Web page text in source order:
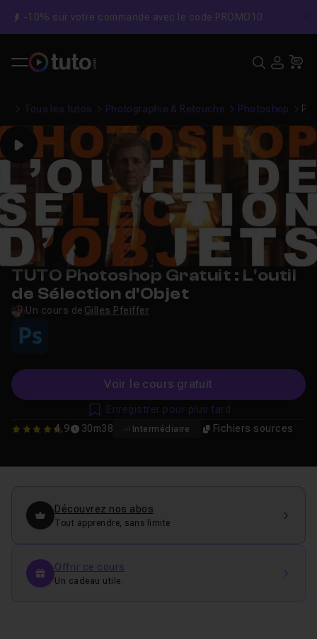
-10% sur votre commande avec le code PROMO10
Tous les tutos Photographie & Retouche Photoshop
Play
TUTO Photoshop Gratuit : L'outil
de Sélection d'Objet
Un cours de Gilles Pfeiffer
Voir le cours gratuit
4.9 4,9 30m38 Intermédiaire Fichiers sources
Enregistrer pour plus tard
Découvrez nos abos
Tout apprendre, sans limite
Offrir ce cours
Un cadeau utile.